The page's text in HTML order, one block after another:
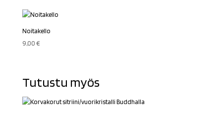
Noitakello
9,00€
Tutustu myös